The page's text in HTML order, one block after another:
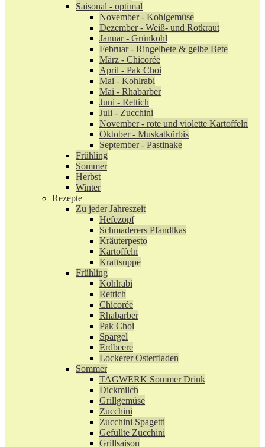
Saisonal - optimal
November - Kohlgemüse
Dezember - Weiß- und Rotkraut
Januar - Grünkohl
Februar - Ringelbete & gelbe Bete
März - Chicorée
April - Pak Choi
Mai - Kohlrabi
Mai - Rhabarber
Juni - Rettich
Juli - Zucchini
November - rote und violette Kartoffeln
Oktober - Muskatkürbis
September - Pastinake
Frühling
Sommer
Herbst
Winter
Rezepte
Zu jeder Jahreszeit
Hefezopf
Schmaderers Pfandlkas
Kräuterpesto
Kartoffeln
Kraftsuppe
Frühling
Kohlrabi
Rettich
Chicorée
Rhabarber
Pak Choi
Spargel
Erdbeere
Lockerer Osterfladen
Sommer
TAGWERK Sommer Drink
Dickmilch
Grillgemüse
Zucchini
Zucchini Spagetti
Gefüllte Zucchini
Grillsaison